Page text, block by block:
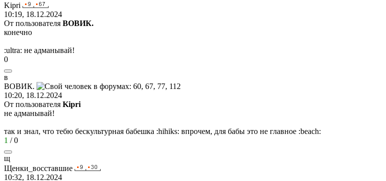
Kipri
10:19, 18.12.2024
От пользователя ВОВИК.
конечно
:ultra: не адманывай!
0
в
ВОВИК.
10:20, 18.12.2024
От пользователя Kipri
не адманывай!
так и знал, что тебю бескультурная бабешка :hihiks: впрочем, для бабы это не главное :beach:
1 /0
щ
Щенки восставшие
10:32, 18.12.2024